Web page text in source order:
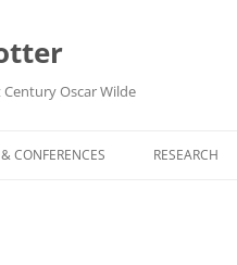
Oscar Wilde
CONFERENCES RESEARCH